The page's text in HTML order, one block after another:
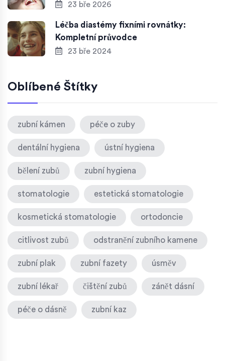
23 bře 2026
Léčba diastémy fixními rovnátky:
Kompletní průvodce
23 bře 2024
Oblíbené Štítky
zubní kámen péče o zuby
dentální hygiena ústní hygiena
bělení zubů zubní hygiena
stomatologie estetická stomatologie
kosmetická stomatologie ortodoncie
citlivost zubů odstranění zubního kamene
zubní plak zubní fazety úsměv
zubní lékař čištění zubů zánět dásní
péče o dásně zubní kaz